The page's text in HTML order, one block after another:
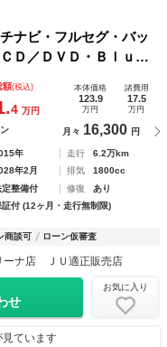
ビ・フルセグ・バッ
Ｄ／ＤＶＤ・Ｂｌｕｅ
・ＬＥＤライト・フォ
コン・スマキー・ＥＴ
額(税込)
4 万円
本体価格
123.9
万円
諸費用
17.5
万円
月々 16,300 円
年 走行
6.2万km
年2月 排気
1800cc
定整備付 修復
あり
証付 (12ヶ月・走行無制限)
商談可 ローン仮審査
ナ店 ＪＵ適正販売店
せ
お気に入り
見ています